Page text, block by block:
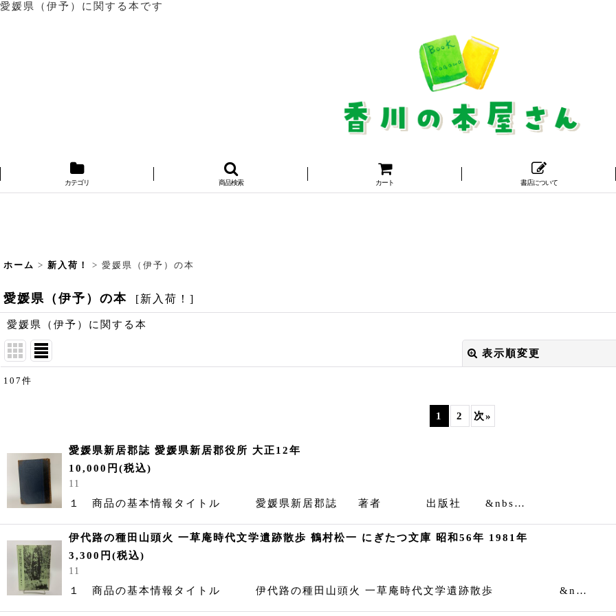
愛媛県（伊予）に関する本です
カテゴリ 商品検索 カート 書店について
ホーム > 新入荷！ > 愛媛県（伊予）の本
愛媛県（伊予）の本 [新入荷！ ]
愛媛県（伊予）に関する本
表示順変更
107 件
1 2 次»
愛媛県新居郡誌 愛媛県新居郡役所 大正12年
10,000 円 (税込)
11
１ 商品の基本情報タイトル 愛媛県新居郡誌 著者 出版社 &nbs…
伊代路の種田山頭火 一草庵時代文学遺跡散歩 鶴村松一 にぎたつ文庫 昭和56年 1981年
3,300 円 (税込)
11
１ 商品の基本情報タイトル 伊代路の種田山頭火 一草庵時代文学遺跡散歩 &n…